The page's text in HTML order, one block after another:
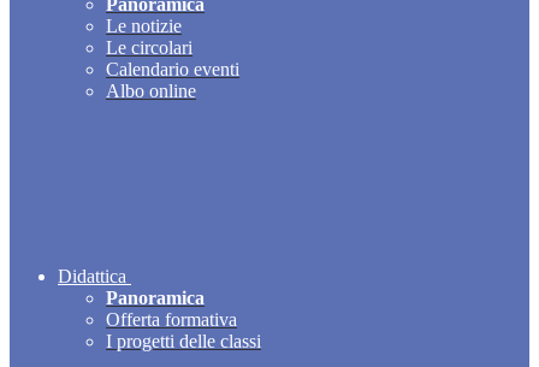
Panoramica
Le notizie
Le circolari
Calendario eventi
Albo online
Didattica
Panoramica
Offerta formativa
I progetti delle classi